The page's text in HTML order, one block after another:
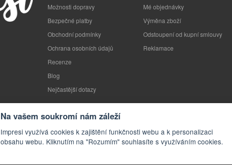
Možnosti dopravy
Bezpečné platby
Obchodní podmínky
Ochrana osobních údajů
Recenze
Blog
Nejčastější dotazy
Mé objednávky
Výměna zboží
Odstoupení od kupní smlouvy
Reklamace
Na vašem soukromí nám záleží
Impresi využívá cookies k zajištění funkčnosti webu a k personalizaci
obsahu webu. Kliknutím na "Rozumím" souhlasíte s využíváním cookies.